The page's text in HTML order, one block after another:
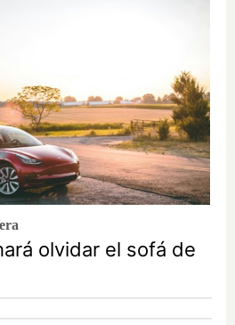
olvidar el sofá de